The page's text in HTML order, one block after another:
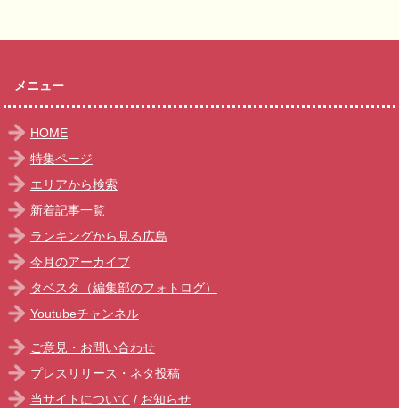
メニュー
HOME
特集ページ
エリアから検索
新着記事一覧
ランキングから見る広島
今月のアーカイブ
タベスタ（編集部のフォトログ）
Youtubeチャンネル
ご意見・お問い合わせ
プレスリリース・ネタ投稿
当サイトについて / お知らせ